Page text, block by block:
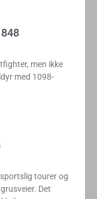
men ikke
med 1098-
tourer og
Det